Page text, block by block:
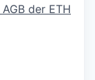
AGB der ETH